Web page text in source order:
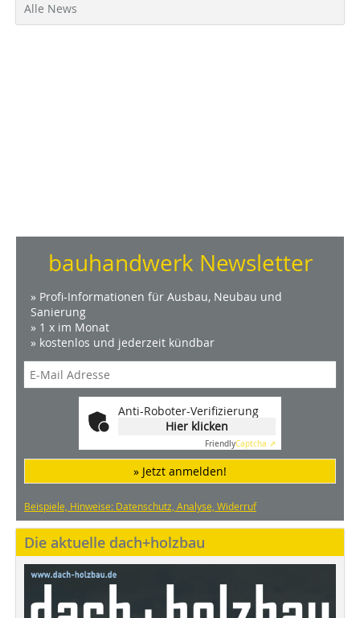
Alle News
bauhandwerk Newsletter
» Profi-Informationen für Ausbau, Neubau und
Sanierung
» 1 x im Monat
» kostenlos und jederzeit kündbar
Anti-Roboter-Verifizierung
Hier klicken
FriendlyCaptcha ⇗
» Jetzt anmelden!
Beispiele, Hinweise: Datenschutz, Analyse, Widerruf
Die aktuelle dach+holzbau